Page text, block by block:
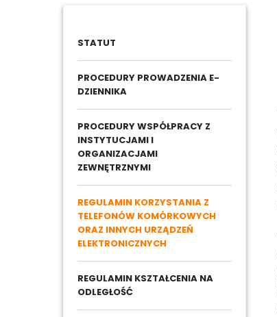
STATUT
PROCEDURY PROWADZENIA E-
DZIENNIKA
PROCEDURY WSPÓŁPRACY Z
INSTYTUCJAMI I
ORGANIZACJAMI
ZEWNĘTRZNYMI
REGULAMIN KORZYSTANIA Z
TELEFONÓW KOMÓRKOWYCH
ORAZ INNYCH URZĄDZEŃ
ELEKTRONICZNYCH
REGULAMIN KSZTAŁCENIA NA
ODLEGŁOŚĆ